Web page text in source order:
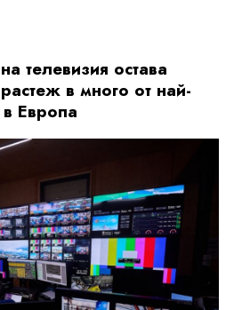
телевизия остава
в много от най-
Европа